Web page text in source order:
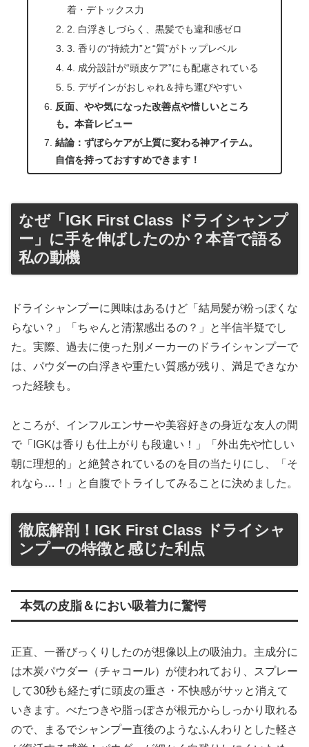
着・デトックス力
2. 白浮きしづらく、黒髪でも違和感ゼロ
3. 香りの“持続力”と“質”がトップレベル
4. 成分設計が“頭皮ケア”にも配慮されている
5. デザインがおしゃれ＆持ち運びやすい
反面、やや気になった改善点や惜しいところ
も。本音レビュー
結論：ずぼらケアが上質に変わる神アイテム。
自信を持っておすすめできます！
なぜ「IGK First Class ドライシャンプ
ー」に手を伸ばしたのか？本音で語る
私の動機
ドライシャンプーに興味はあるけど「結局髪が粉っぽくな
らない？」「ちゃんと清潔感出るの？」と半信半疑でし
た。実際、過去に使った別メーカーのドライシャンプーで
は、パウダーの白浮きや重たい質感が残り、満足できなか
った経験も。
ところが、インフルエンサーや美容好きの身近な友人の間
で「IGKは香りも仕上がりも段違い！」「外出先や忙しい
朝に理想的」と絶賛されているのを目の当たりにし、「そ
れなら…！」と自腹でトライしてみることに決めました。
徹底解剖！IGK First Class ドライシャ
ンプーの特徴と感じた利点
本気の皮脂＆におい吸着力に驚愕
正直、一番びっくりしたのが想像以上の吸油力。主成分に
は木炭パウダー（チャコール）が使われており、スプレー
して30秒も経たずに頭皮の重さ・不快感がサッと消えて
いきます。べたつきや脂っぽさが根元からしっかり取れる
ので、まるでシャンプー直後のようなふんわりとした軽さ